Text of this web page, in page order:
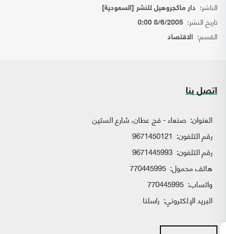
الناشر: دار ماكجروهيل للنشر [السعودية]
تاريخ النشر: 8/6/2005 0:00
القسم: الاقتصاد
اتصل بنا
العنوان: صنعاء - فج عطان، شارع الستين
رقم التلفون: 9671450121
رقم التلفون: 9671445993
هاتف محمول: 770445995
واتساب:
البريد الإلكتروني: راسلنا